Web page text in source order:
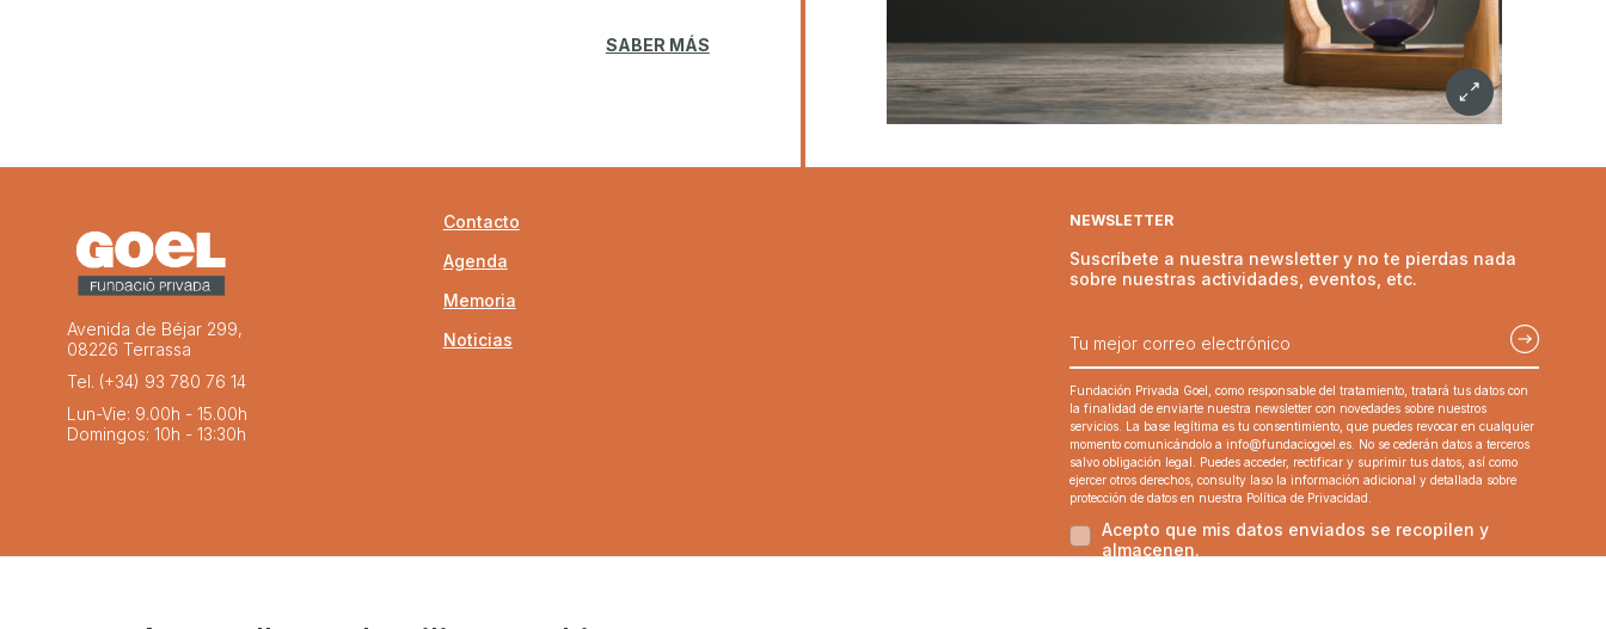
SABER MÁS
Avenida de Béjar 299,
08226 Terrassa
Tel. (+34) 93 780 76 14
Lun-Vie: 9.00h - 15.00h
Domingos: 10h - 13:30h
Contacto
Agenda
Memoria
Noticias
NEWSLETTER
Suscríbete a nuestra newsletter y no te pierdas nada
sobre nuestras actividades, eventos, etc.
Fundación Privada Goel, como responsable del tratamiento, tratará tus datos con
la finalidad de enviarte nuestra newsletter con novedades sobre nuestros
servicios. La base legítima es tu consentimiento, que puedes revocar en cualquier
momento comunicándolo ainfo@fundaciogoel.es . No se cederán datos a terceros
salvo obligación legal. Puedes acceder, rectificar y suprimir tus datos, así como
ejercer otros derechos, consulty laso la información adicional y detallada sobre
protección de datos en nuestra Política de Privacidad.
Acepto que mis datos enviados se recopilen y
almacenen.